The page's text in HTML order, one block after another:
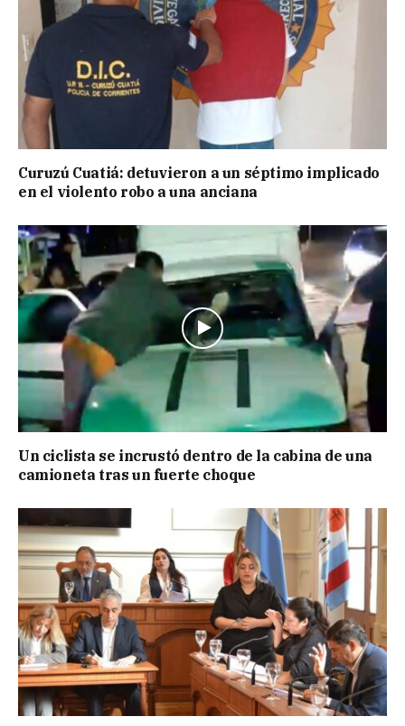
Curuzú Cuatiá: detuvieron a un séptimo implicado
en el violento robo a una anciana
Un ciclista se incrustó dentro de la cabina de una
camioneta tras un fuerte choque